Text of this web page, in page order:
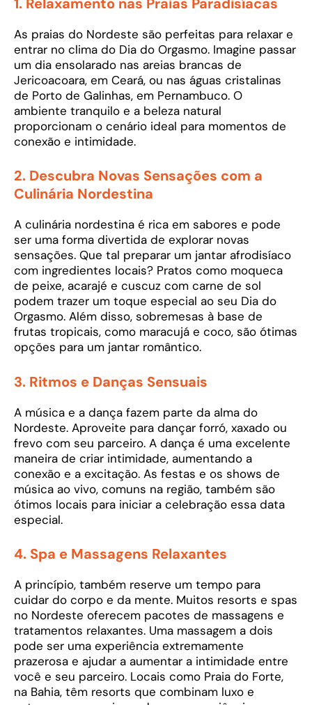
As praias do Nordeste são perfeitas para relaxar e
entrar no clima do Dia do Orgasmo. Imagine passar
um dia ensolarado nas areias brancas de
Jericoacoara, em Ceará, ou nas águas cristalinas
de Porto de Galinhas, em Pernambuco. O
ambiente tranquilo e a beleza natural
proporcionam o cenário ideal para momentos de
conexão e intimidade.
2. Descubra Novas Sensações com a
Culinária Nordestina
A culinária nordestina é rica em sabores e pode
ser uma forma divertida de explorar novas
sensações. Que tal preparar um jantar afrodisíaco
com ingredientes locais? Pratos como moqueca
de peixe, acarajé e cuscuz com carne de sol
podem trazer um toque especial ao seu Dia do
Orgasmo. Além disso, sobremesas à base de
frutas tropicais, como maracujá e coco, são ótimas
opções para um jantar romântico.
3. Ritmos e Danças Sensuais
A música e a dança fazem parte da alma do
Nordeste. Aproveite para dançar forró, xaxado ou
frevo com seu parceiro. A dança é uma excelente
maneira de criar intimidade, aumentando a
conexão e a excitação. As festas e os shows de
música ao vivo, comuns na região, também são
ótimos locais para iniciar a celebração essa data
especial.
4. Spa e Massagens Relaxantes
A princípio, também reserve um tempo para
cuidar do corpo e da mente. Muitos resorts e spas
no Nordeste oferecem pacotes de massagens e
tratamentos relaxantes. Uma massagem a dois
pode ser uma experiência extremamente
prazerosa e ajudar a aumentar a intimidade entre
você e seu parceiro. Locais como Praia do Forte,
na Bahia, têm resorts que combinam luxo e